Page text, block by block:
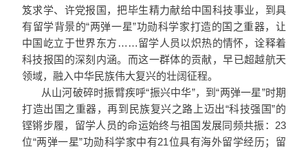
笈求学、许党报国，把毕生精力献给中国科技事业，到具
有留学背景的“两弹一星”功勋科学家打造的国之重器，让
中国屹立于世界东方……留学人员以炽热的情怀，诠释着
科技报国的深刻内涵。而这一群体的贡献，早已超越航天
领域，融入中华民族伟大复兴的壮阔征程。
从山河破碎时振臂疾呼“振兴中华”，到“两弹一星”时期
打造出国之重器，再到民族复兴之路上迈出“科技强国”的
铿锵步履，留学人员的命运始终与祖国发展同频共振：23
位“两弹一星”功勋科学家中有21位具有海外留学经历；留